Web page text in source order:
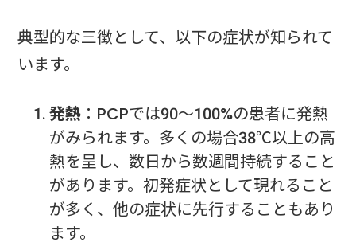
典型的な三徴として、以下の症状が知られて
います。
発熱 ：PCPでは90～100%の患者に発熱
がみられます。多くの場合38℃以上の高
熱を呈し、数日から数週間持続すること
があります。初発症状として現れること
が多く、他の症状に先行することもあり
ます。